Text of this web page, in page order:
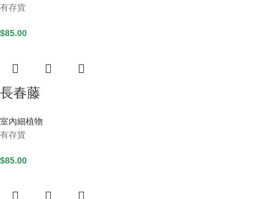
有存貨
$85.00
長春藤
室內細植物
有存貨
$85.00